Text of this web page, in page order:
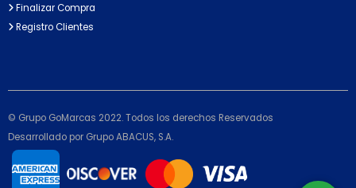
Finalizar Compra
Registro Clientes
© Grupo GoMarcas 2022. Todos los derechos Reservados
Desarrollado por Grupo ABACUS, S.A.